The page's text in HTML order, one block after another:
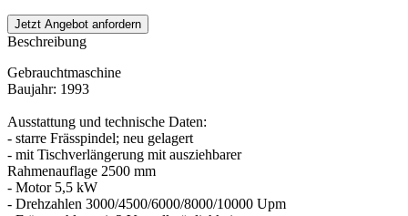
Jetzt Angebot anfordern
Beschreibung
Gebrauchtmaschine
Baujahr: 1993
Ausstattung und technische Daten:
- starre Frässpindel; neu gelagert
- mit Tischverlängerung mit ausziehbarer
Rahmenauflage 2500 mm
- Motor 5,5 kW
- Drehzahlen 3000/4500/6000/8000/10000 Upm